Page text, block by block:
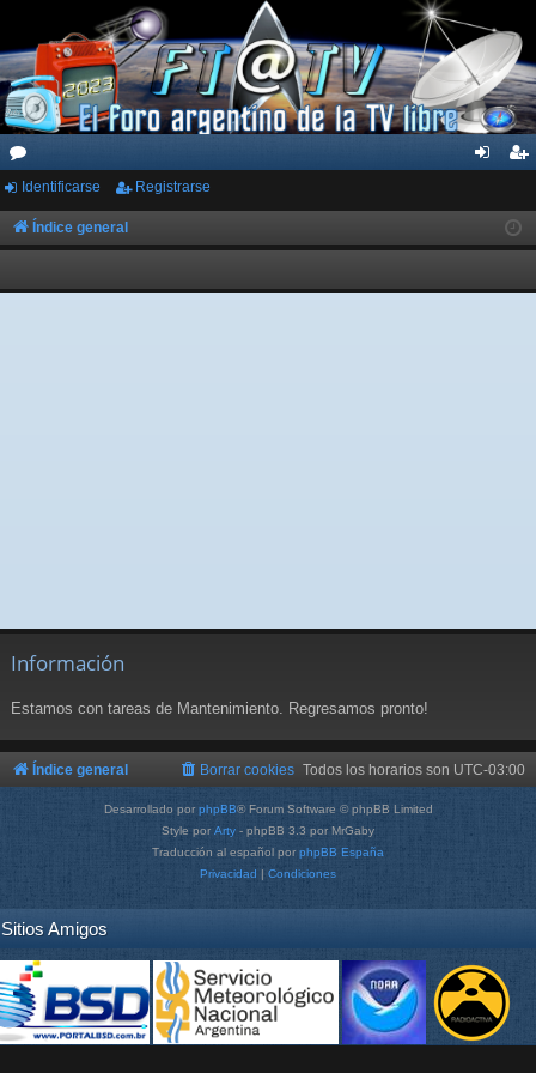
or
os
ar
ist
rs
Identificarse Registrarse
Índice general
Información
Estamos con tareas de Mantenimiento. Regresamos pronto!
Índice general Todos los horarios son UTC-03:00
Borrar cookies
Desarrollado por phpBB® Forum Software © phpBB Limited
Style por Arty - phpBB 3.3 por MrGaby
Traducción al español por phpBB España
Privacidad | Condiciones
Sitios Amigos